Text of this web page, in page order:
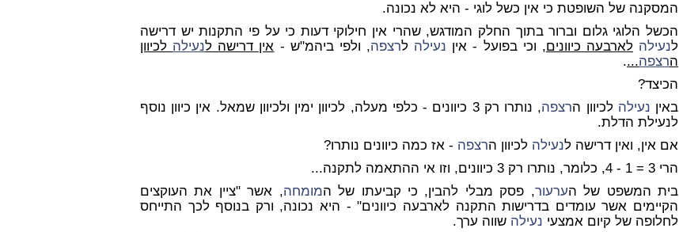
המסקנה של השופטת כי אין כשל לוגי - היא לא נכונה.
הכשל הלוגי גלום וברור בתוך החלק המודגש, שהרי אין חילוקי דעות כי על פי התקנות יש דרישה
לנעילה לארבעה כיוונים, וכי בפועל - אין נעילה לרצפה, ולפי ביהמ"ש - אין דרישה לנעילה לכיוון
הרצפה...
.
הכיצד?
באין נעילה לכיוון הרצפה
, נותרו רק 3 כיוונים - כלפי מעלה, לכיוון ימין ולכיוון שמאל. אין כיוון נוסף
לנעילת הדלת.
אם אין, ואין דרישה לנעילה לכיוון הרצפה - אז כמה כיוונים נותרו?
הרי 3 = 1 - 4, כלומר, נותרו רק 3 כיוונים, וזו אי ההתאמה לתקנה...
בית המשפט של הערעור, פסק מבלי להבין, כי קביעתו של המומחה, אשר "ציין את העוקצים
הקיימים אשר עומדים בדרישות התקנה לארבעה כיוונים" - היא נכונה, ורק בנוסף לכך התייחס
לחלופה של קיום אמצעי נעילה שווה ערך.